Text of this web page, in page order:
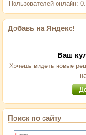
Пользователей онлайн: 0.
Добавь на Яндекс!
Ваш
Хочешь видеть новые
Поиск по сайту